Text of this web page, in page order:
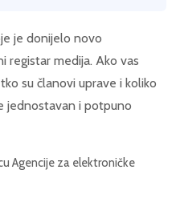
je donijelo novo
registar medija. Ako vas
su članovi uprave i koliko
jednostavan i potpuno
Agencije za elektroničke